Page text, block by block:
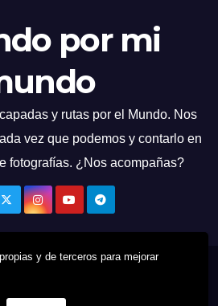
y de terceros para mejorar
por mi
y rutas por el Mundo. Nos
vez que podemos y contarlo en
fotografías. ¿Nos acompañas?